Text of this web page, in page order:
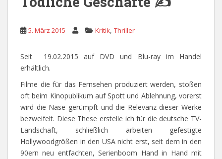
5. März 2015 Kritik, Thriller
Seit 19.02.2015 auf DVD und Blu-ray im Handel
erhältlich.
Filme die für das Fernsehen produziert werden, stoßen
oft beim Kinopublikum auf Spott und Ablehnung, vorerst
wird die Nase gerümpft und die Relevanz dieser Werke
bezweifelt. Diese These erstelle ich für die deutsche TV-
Landschaft, schließlich arbeiten gefestigte
Hollywoodgrößen in den USA nicht erst, seit dem in den
90ern neu entfachten, Serienboom Hand in Hand mit